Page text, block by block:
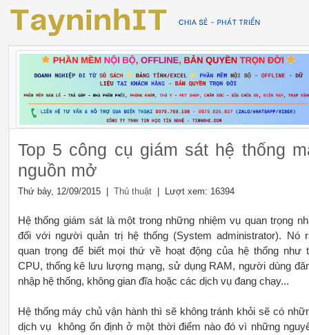
Top 5 công cụ giám sát hệ thống
nguồn mở
Thứ bảy, 12/09/2015 | Thủ thuật| Lượt xem: 16394
Hệ thống giám sát là một trong những nhiệm vụ quan trọng
đối với người quản trị hệ thống (System administrator). Nó
quan trọng để biết mọi thứ về hoạt động của hệ thống như
CPU, thống kê lưu lượng mạng, sử dụng RAM, người dùng
nhập hệ thống, không gian đĩa hoặc các dịch vụ đang chạy...
Hệ thống máy chủ vận hành thì sẽ không tránh khỏi sẽ có
dịch vụ không ổn định ở một thời điểm nào đó vì những